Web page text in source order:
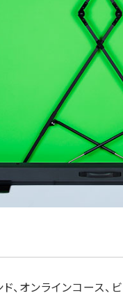
、オンラインコース